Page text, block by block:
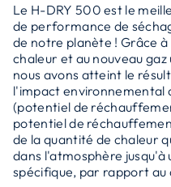
Le H-DRY 500 est le
de performance de
de notre planète ! Grâce
chaleur et au nouveau
nous avons atteint le
l'impact environnemental
(potentiel de
potentiel de
de la quantité de chaleur
dans l'atmosphère
spécifique, par rapport au